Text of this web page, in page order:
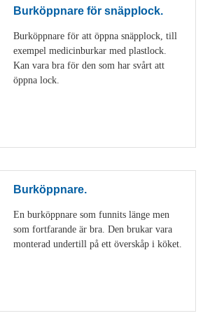
Burköppnare för snäpplock.
Burköppnare för att öppna snäpplock, till
exempel medicinburkar med plastlock.
Kan vara bra för den som har svårt att
öppna lock.
Burköppnare.
En burköppnare som funnits länge men
som fortfarande är bra. Den brukar vara
monterad undertill på ett överskåp i köket.